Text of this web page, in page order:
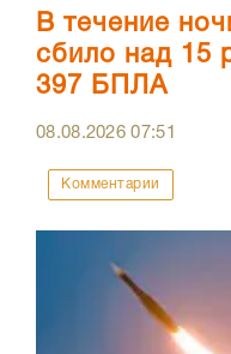
В течение
сбило над 15
397 БПЛА
08.08.202607:51
Комментарии